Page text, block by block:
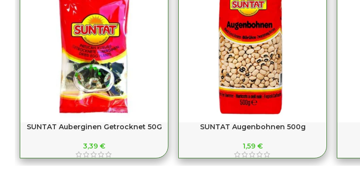
SUNTAT Auberginen Getrocknet 50G
3,39 €
SUNTAT Augenbohnen 500g
1,59 €